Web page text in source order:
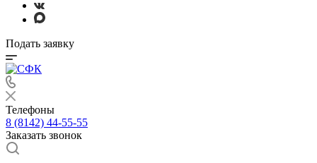
Подать заявку
Телефоны
8 (8142) 44-55-55
Заказать звонок